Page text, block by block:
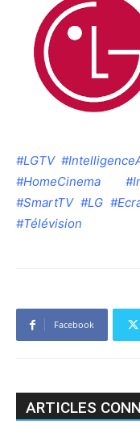
#LGTV
#HomeCinema
#SmartTV #LG
#Télévision
Facebook
ARTICLES